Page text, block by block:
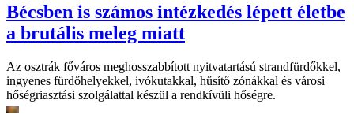
Bécsben is számos intézkedés lépett életbe
a brutális meleg miatt
Az osztrák főváros meghosszabbított nyitvatartású strandfürdőkkel,
ingyenes fürdőhelyekkel, ivókutakkal, hűsítő zónákkal és városi
hőségriasztási szolgálattal készül a rendkívüli hőségre.